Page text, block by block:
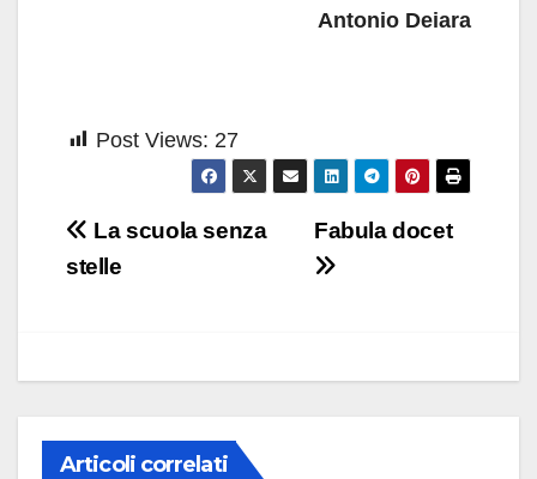
Antonio Deiara
Post Views: 27
Navigazione
articoli
Fabula docet
La scuola senza
stelle
Articoli correlati